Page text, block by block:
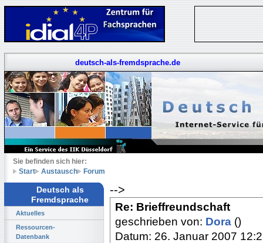
deutsch-als-fremdsprache.de
Sie befinden sich hier:
Start
Austausch Forum
Deutsch als
Fremdsprache
Aktuelles
Ressourcen-
Datenbank
-->
Re: Brieffreundschaft
geschrieben von: Dora ()
Datum: 26. Januar 2007